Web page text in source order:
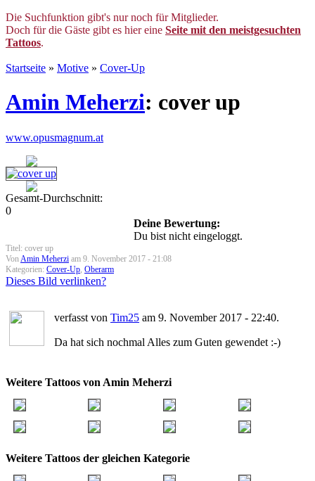
Die Suchfunktion gibt's nur noch für Mitglieder.
Doch für die Gäste gibt es hier eine Seite mit den meistgesuchten
Tattoos.
Startseite » Motive » Cover-Up
Amin Meherzi: cover up
www.opusmagnum.at
Gesamt-Durchschnitt:
0
Deine Bewertung:
Du bist nicht eingeloggt.
Titel: cover up
VonAmin Meherzi am 9. November 2017 - 21:08
Kategorien: Cover-Up, Oberarm
Dieses Bild verlinken?
verfasst von Tim25 am 9. November 2017 - 22:40.
Da hat sich nochmal Alles zum Guten gewendet :-)
Weitere Tattoos von Amin Meherzi
Weitere Tattoos der gleichen Kategorie